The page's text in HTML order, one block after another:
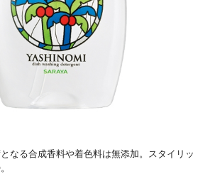
なる合成香料や着色料は無添加。スタイリッ